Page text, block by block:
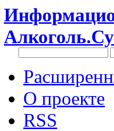
Алкоголь.Су
О проекте
RSS